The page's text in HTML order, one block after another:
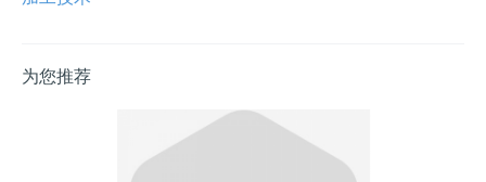
为您推荐